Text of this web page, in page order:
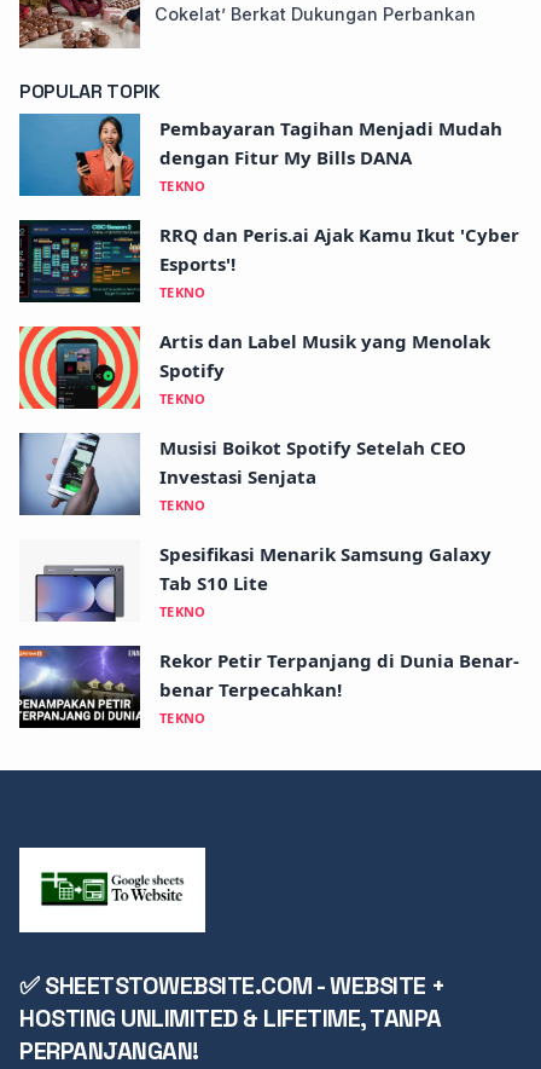
Cokelat’ Berkat Dukungan Perbankan
POPULAR TOPIK
Pembayaran Tagihan Menjadi Mudah
dengan Fitur My Bills DANA
TEKNO
RRQ dan Peris.ai Ajak Kamu Ikut 'Cyber
Esports'!
TEKNO
Artis dan Label Musik yang Menolak
Spotify
TEKNO
Musisi Boikot Spotify Setelah CEO
Investasi Senjata
TEKNO
Spesifikasi Menarik Samsung Galaxy
Tab S10 Lite
TEKNO
Rekor Petir Terpanjang di Dunia Benar-
benar Terpecahkan!
TEKNO
✅ SHEETSTOWEBSITE.COM - WEBSITE +
HOSTING UNLIMITED & LIFETIME, TANPA
PERPANJANGAN!